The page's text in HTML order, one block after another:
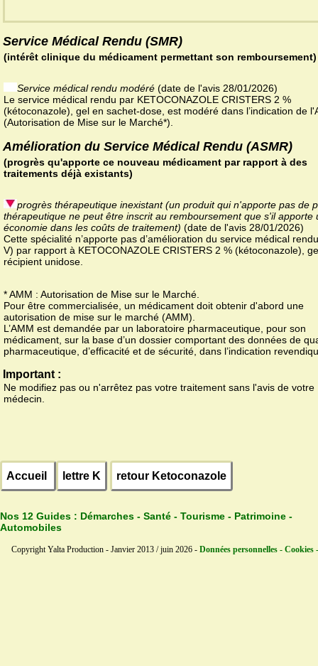
Service Médical Rendu (SMR)
(intérêt clinique du médicament permettant son remboursement)
Service médical rendu modéré (date de l'avis 28/01/2026)
Le service médical rendu par KETOCONAZOLE CRISTERS 2 %
(kétoconazole), gel en sachet-dose, est modéré dans l’indication de
(Autorisation de Mise sur le Marché*).
Amélioration du Service Médical Rendu (ASMR)
(progrès qu'apporte ce nouveau médicament par rapport à des
traitements déjà existants)
progrès thérapeutique inexistant (un produit qui n'apporte pas de
thérapeutique ne peut être inscrit au remboursement que s'il apporte
économie dans les coûts de traitement) (date de l'avis 28/01/2026)
Cette spécialité n’apporte pas d’amélioration du service médical
V) par rapport à KETOCONAZOLE CRISTERS 2 % (kétoconazole),
récipient unidose.
* AMM : Autorisation de Mise sur le Marché.
Pour être commercialisée, un médicament doit obtenir d'abord une
autorisation de mise sur le marché (AMM).
L’AMM est demandée par un laboratoire pharmaceutique, pour son
médicament, sur la base d’un dossier comportant des données de
pharmaceutique, d’efficacité et de sécurité, dans l’indication
Important :
Ne modifiez pas ou n'arrêtez pas votre traitement sans l'avis de votre
médecin.
Accueil lettre K retour Ketoconazole
Nos 12 Guides : Démarches - Santé - Tourisme - Patrimoine -
Automobiles
Copyright Yalta Production - Janvier 2013 / juin 2026 - Données personnelles - Cookies